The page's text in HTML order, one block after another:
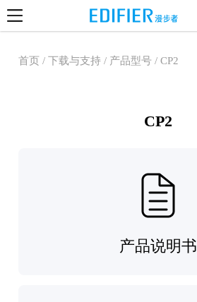
首页 / 下载与支持 / 产品型号 / CP2
CP2
产品说明书